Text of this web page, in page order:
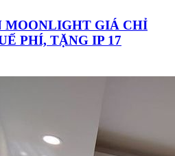
MOONLIGHT GIÁ CHỈ
PHÍ, TẶNG IP 17